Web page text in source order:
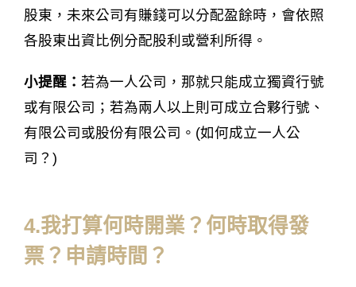
股東，未來公司有賺錢可以分配盈餘時，會依照
各股東出資比例分配股利或營利所得。
小提醒： 若為一人公司，那就只能成立獨資行號
或有限公司；若為兩人以上則可成立合夥行號、
有限公司或股份有限公司。(如何成立一人公
司？)
4.我打算何時開業？何時取得發
票？申請時間？